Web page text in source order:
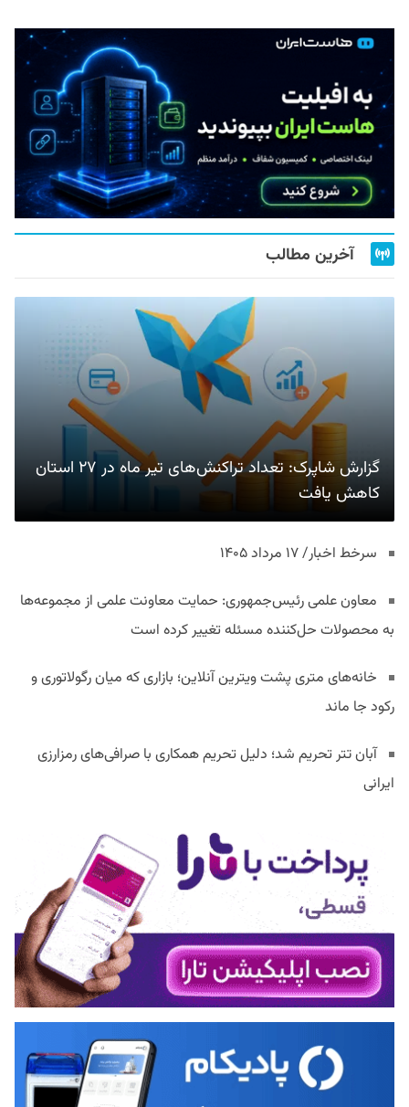
آخرین مطالب
گزارش شاپرک: تعداد تراکنش‌های تیر ماه در ۲۷ استان‌
کاهش یافت
سرخط اخبار/ ۱۷ مرداد ۱۴۰۵
معاون علمی رئیس‌جمهوری: حمایت معاونت علمی از مجموعه‌ها
به محصولات حل‌کننده مسئله تغییر کرده است
خانه‌های متری پشت ویترین آنلاین؛ بازاری که میان رگولاتوری و
رکود جا ماند
آبان تتر تحریم شد؛ دلیل تحریم همکاری با صرافی‌های رمزارزی
ایرانی